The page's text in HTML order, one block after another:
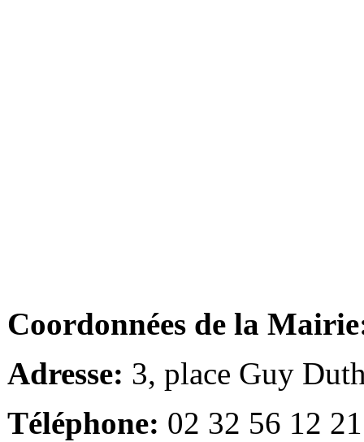
Coordonnées de la
Adresse: 3, place Guy
Téléphone: 02 32 56 12 21